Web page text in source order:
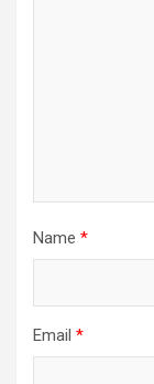
Name *
Email *